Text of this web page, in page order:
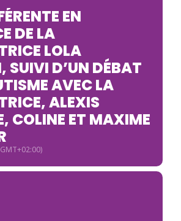
EN
DE LA
LOLA
SUIVI D’UN DÉBAT
AVEC LA
ALEXIS
COLINE ET MAXIME